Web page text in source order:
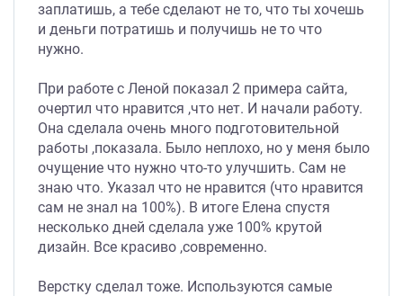
заплатишь, а тебе сделают не то, что ты хочешь
и деньги потратишь и получишь не то что
нужно.
При работе с Леной показал 2 примера сайта,
очертил что нравится ,что нет. И начали работу.
Она сделала очень много подготовительной
работы ,показала. Было неплохо, но у меня было
очущение что нужно что-то улучшить. Сам не
знаю что. Указал что не нравится (что нравится
сам не знал на 100%). В итоге Елена спустя
несколько дней сделала уже 100% крутой
дизайн. Все красиво ,современно.
Верстку сделал тоже. Используются самые